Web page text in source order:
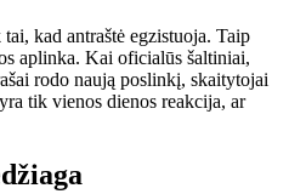
kad antraštė egzistuoja. Taip
aplinka. Kai oficialūs šaltiniai,
rodo naują poslinkį, skaitytojai
tik vienos dienos reakcija, ar